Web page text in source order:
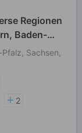
Regionen
Baden-
Sachsen,
2